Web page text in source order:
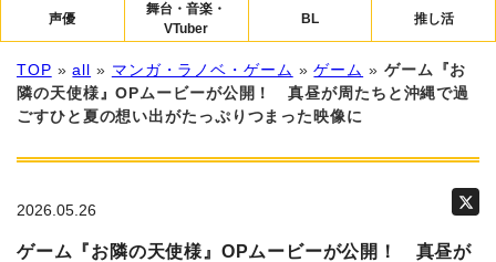
声優
舞台・音楽・
VTuber
BL 推し活
TOP »all » マンガ・ラノベ・ゲーム »ゲーム » ゲーム『お
隣の天使様』OPムービーが公開！ 真昼が周たちと沖縄で過
ごすひと夏の想い出がたっぷりつまった映像に
2026.05.26
ゲーム『お隣の天使様』OPムービーが公開！ 真昼が